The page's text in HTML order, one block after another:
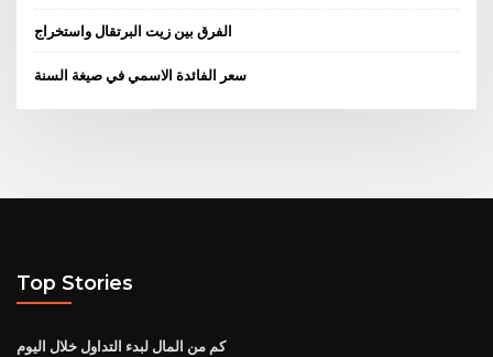
الفرق بين زيت البرتقال واستخراج
سعر الفائدة الاسمي في صيغة السنة
Top Stories
كم من المال لبدء التداول خلال اليوم